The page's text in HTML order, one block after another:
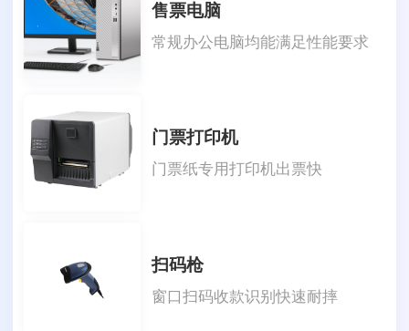
售票电脑
常规办公电脑均能满足性能要求
门票打印机
门票纸专用打印机出票快
扫码枪
窗口扫码收款识别快速耐摔